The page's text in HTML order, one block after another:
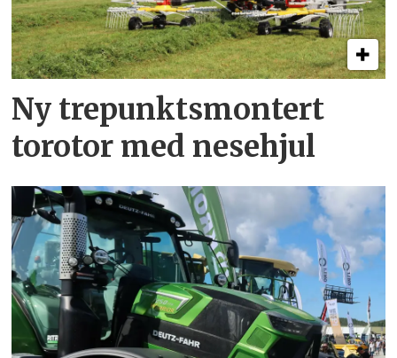
Ny trepunkts­montert
torotor med nesehjul